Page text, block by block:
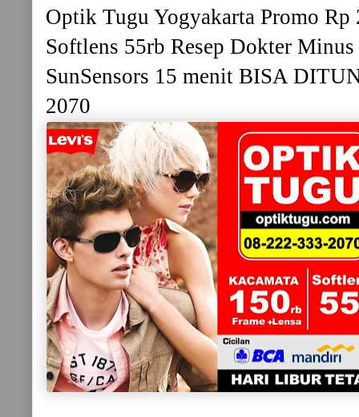
Optik Tugu Yogyakarta Promo Rp
Softlens 55rb Resep Dokter
SunSensors 15 menit BISA
2070